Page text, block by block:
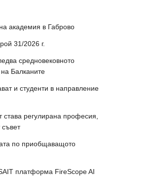
академия в Габрово
31/2026 г.
средновековното
на Балканите
и студенти в направление
става регулирана професия,
по приобщаващото
платформа FireScope AI